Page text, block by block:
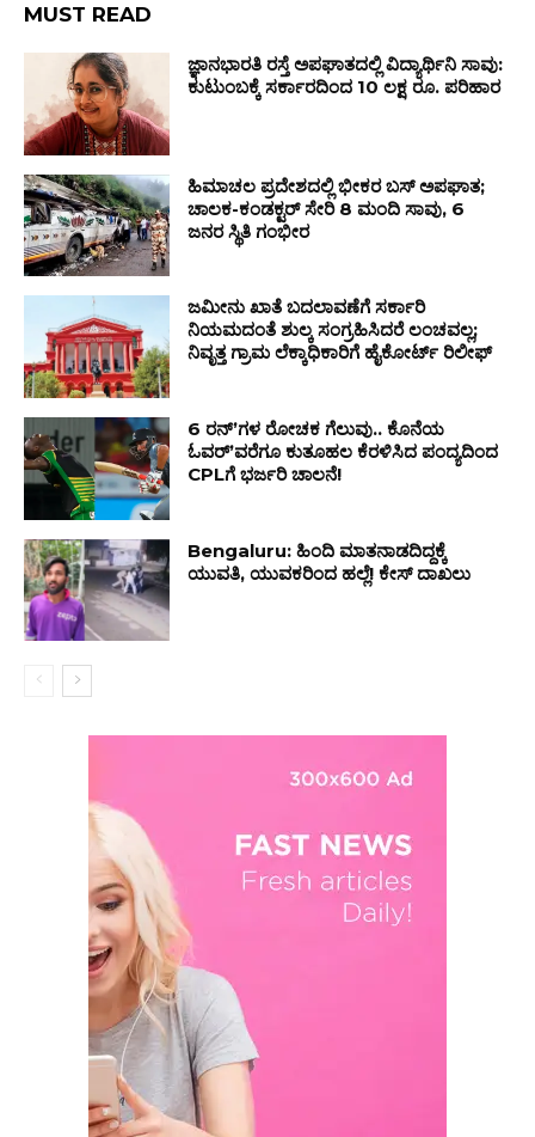
MUST READ
ಜ್ಞಾನಭಾರತಿ ರಸ್ತೆ ಅಪಘಾತದಲ್ಲಿ ವಿದ್ಯಾರ್ಥಿನಿ ಸಾವು:
ಕುಟುಂಬಕ್ಕೆ ಸರ್ಕಾರದಿಂದ 10 ಲಕ್ಷ ರೂ. ಪರಿಹಾರ
ಹಿಮಾಚಲ ಪ್ರದೇಶದಲ್ಲಿ ಭೀಕರ ಬಸ್ ಅಪಘಾತ;
ಚಾಲಕ-ಕಂಡಕ್ಟರ್ ಸೇರಿ 8 ಮಂದಿ ಸಾವು, 6
ಜನರ ಸ್ಥಿತಿ ಗಂಭೀರ
ಜಮೀನು ಖಾತೆ ಬದಲಾವಣೆಗೆ ಸರ್ಕಾರಿ
ನಿಯಮದಂತೆ ಶುಲ್ಕ ಸಂಗ್ರಹಿಸಿದರೆ ಲಂಚವಲ್ಲ;
ನಿವೃತ್ತ ಗ್ರಾಮ ಲೆಕ್ಕಾಧಿಕಾರಿಗೆ ಹೈಕೋರ್ಟ್‌ ರಿಲೀಫ್
6 ರನ್ʼಗಳ ರೋಚಕ ಗೆಲುವು.. ಕೊನೆಯ
ಓವರ್ʼವರೆಗೂ ಕುತೂಹಲ ಕೆರಳಿಸಿದ ಪಂದ್ಯದಿಂದ
CPLಗೆ ಭರ್ಜರಿ ಚಾಲನೆ!
Bengaluru: ಹಿಂದಿ ಮಾತನಾಡದಿದ್ದಕ್ಕೆ
ಯುವತಿ, ಯುವಕರಿಂದ ಹಲ್ಲೆ! ಕೇಸ್ ದಾಖಲು